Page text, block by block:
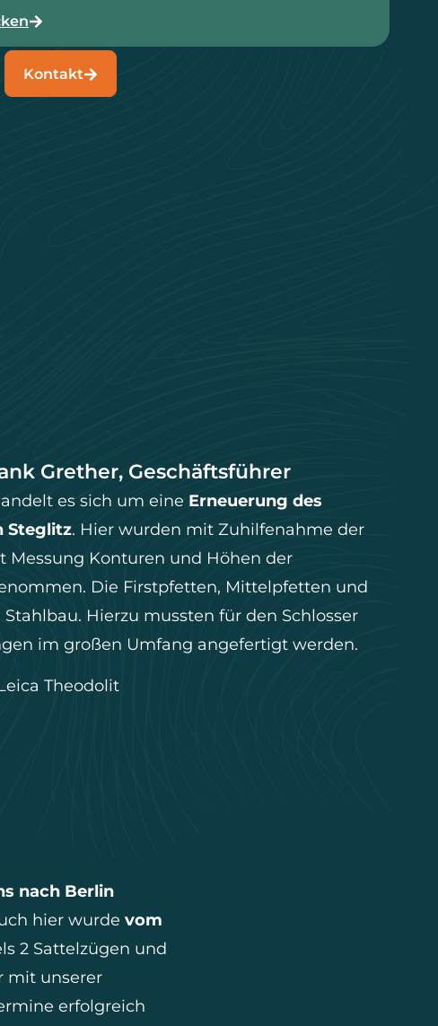
Kontakt
Grether, Geschäftsführer
es sich um eine Erneuerung des
Steglitz. Hier wurden mit Zuhilfenahme der
Messung Konturen und Höhen der
Die Firstpfetten, Mittelpfetten und
Hierzu mussten für den Schlosser
im großen Umfang angefertigt werden.
Theodolit
nach Berlin
hier wurde vom
2 Sattelzügen und
mit unserer
erfolgreich